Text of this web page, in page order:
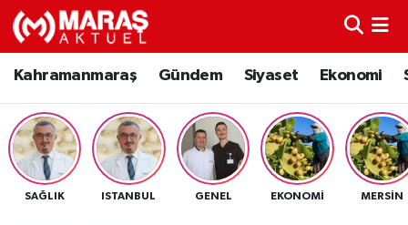
Kahramanmaraş Gündem Siyaset Ekonomi
SAĞLIK ISTANBUL GENEL EKONOMI MERSIN
Kahramanmaraş
Gündem
Siyaset
Nöbetçi Eczaneler
Hava Durumu
Namaz Vakitleri